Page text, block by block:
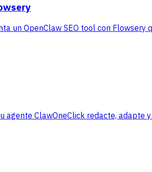
un OpenClaw SEO tool con Flowsery
ClawOneClick redacte, adapte